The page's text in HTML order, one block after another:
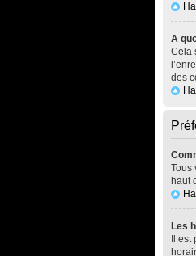
A
Cela
des
Tous
haut
Les
Il